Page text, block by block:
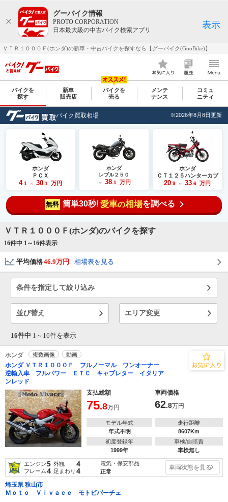
グーバイク情報
PROTO CORPORATION
日本最大級の中古バイク検索アプリ
表示
ＶＴＲ１０００Ｆ(ホンダ)の新車・中古バイクを探すなら【グーバイク(GooBike)】
バイクを
探す
新車
販売店
バイクを
売る
メンテ
ナンス
コミュ
ニティ
バイク買取相場 ※2026年8月8日更新
ホンダ
ＰＣＸ
4.1 ～ 30 .1 万円
ホンダ
レブル２５０
～ 38.1 万円
ホンダ
ＣＴ１２５ハンターカブ
20 .9 ～ 33 .6 万円
無料 簡単30秒! 愛車の相場を調べる
ＶＴＲ１０００Ｆ(ホンダ)のバイクを探す
16件中 1～ 16件表示
平均価格46.9万円 相場表を見る
条件を指定して絞り込み
並び替え エリア変更
16件中 1～ 16件を表示
ホンダ 複数画像 動画
ホンダ ＶＴＲ１０００Ｆ フルノーマル ワンオーナー
逆輸入車 フルパワー ＥＴＣ キャブレター イタリア
ンレッド
支払総額
車両価格
75.8万円 62.8万円
モデル年式
年式不明
走行距離
8607Km
初度登録年
1999年
車検/自賠責
車検無し
エンジン5 外観 4
フレーム4 足まわり 4
電気・保安部品
正常
車両状態を見る
埼玉県 狭山市
Ｍｏｔｏ Ｖｉｖａｃｅ モトビバーチェ